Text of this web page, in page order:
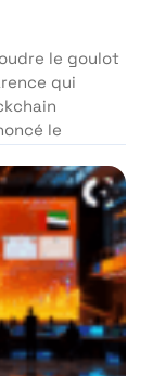
le goulot
qui
le